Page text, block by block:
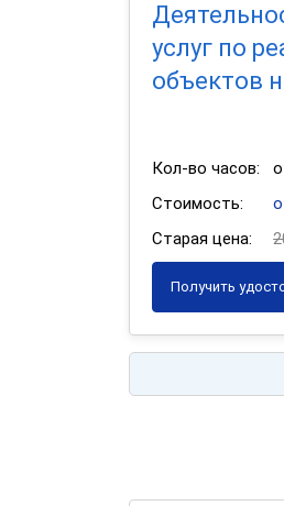
услуг по
объектов
Кол-во часов:
Стоимость:
Старая цена:
Получить